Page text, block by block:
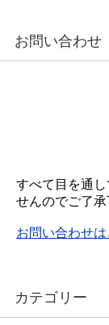
お問い合わせ
すべて目を通
せんのでご了承
お問い合わせは
カテゴリー